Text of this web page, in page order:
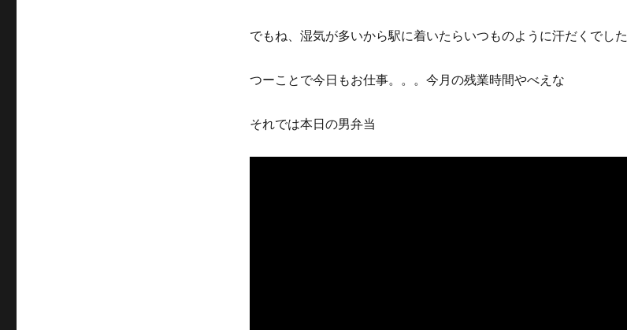
でもね、湿気が多いから駅に着いたらいつものように汗だくでした
つーことで今日もお仕事。。。今月の残業時間やべえな
それでは本日の男弁当